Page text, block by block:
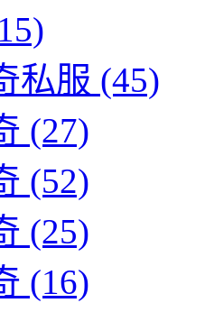
私服 (45)
(27)
(52)
(25)
(16)